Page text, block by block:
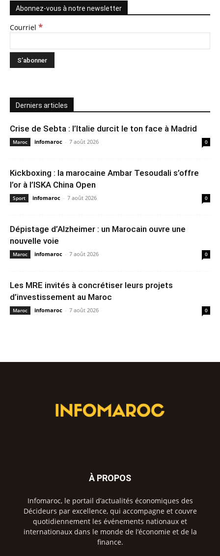
Abonnez-vous à notre newsletter
Courriel *
Derniers articles
Crise de Sebta : l’Italie durcit le ton face à Madrid
Maroc infomaroc - 7 août 2026 0
Kickboxing : la marocaine Ambar Tesoudali s’offre
l’or à l’ISKA China Open
Sport infomaroc - 7 août 2026 0
Dépistage d’Alzheimer : un Marocain ouvre une
nouvelle voie
Maroc infomaroc - 7 août 2026 0
Les MRE invités à concrétiser leurs projets
d’investissement au Maroc
Maroc infomaroc - 7 août 2026 0
À PROPOS
Infomaroc, le portail d’actualités économiques des
Décideurs par excellence, qui accompagne et couvre
quotidiennement les événements nationaux et
internationaux dans le monde de l’économie et de la
finance.